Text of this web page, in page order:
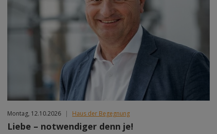
Montag, 12.10.2026 | Haus der Begegnung
Liebe – notwendiger denn je!